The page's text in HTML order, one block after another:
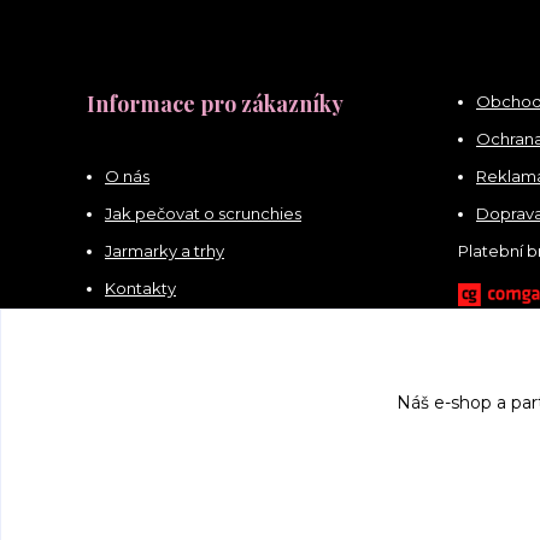
Informace pro zákazníky
O nás
Jak pečovat o scrunchies
Jarmarky a trhy
Kontakty
Platební
Náš e-shop a